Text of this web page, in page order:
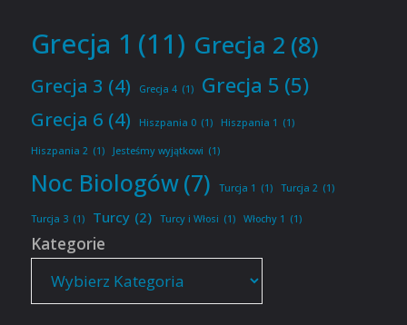
Grecja 1 (11) Grecja 2 (8)
Grecja 3 (4) Grecja 4 (1) Grecja 5 (5)
Grecja 6 (4) Hiszpania 0 (1) Hiszpania 1 (1)
Hiszpania 2 (1) Jesteśmy wyjątkowi (1)
Noc Biologów(7) Turcja 1 (1) Turcja 2 (1)
Turcja 3 (1) Turcy (2) Turcy i Włosi (1) Włochy 1 (1)
Kategorie